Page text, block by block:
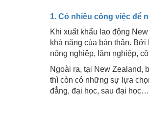
1. Có nhiều công việc để
Khi xuất khẩu lao động
khả năng của bản thân.
nông nghiệp, lâm nghiệp,
Ngoài ra, tại New Zealand,
thì còn có những sự lựa
đẳng, đại học, sau đại học…